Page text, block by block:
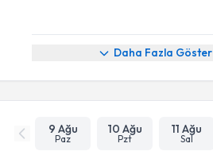
Daha Fazla Göster
9 Ağu
Paz
10 Ağu
Pzt
11 Ağu
Sal